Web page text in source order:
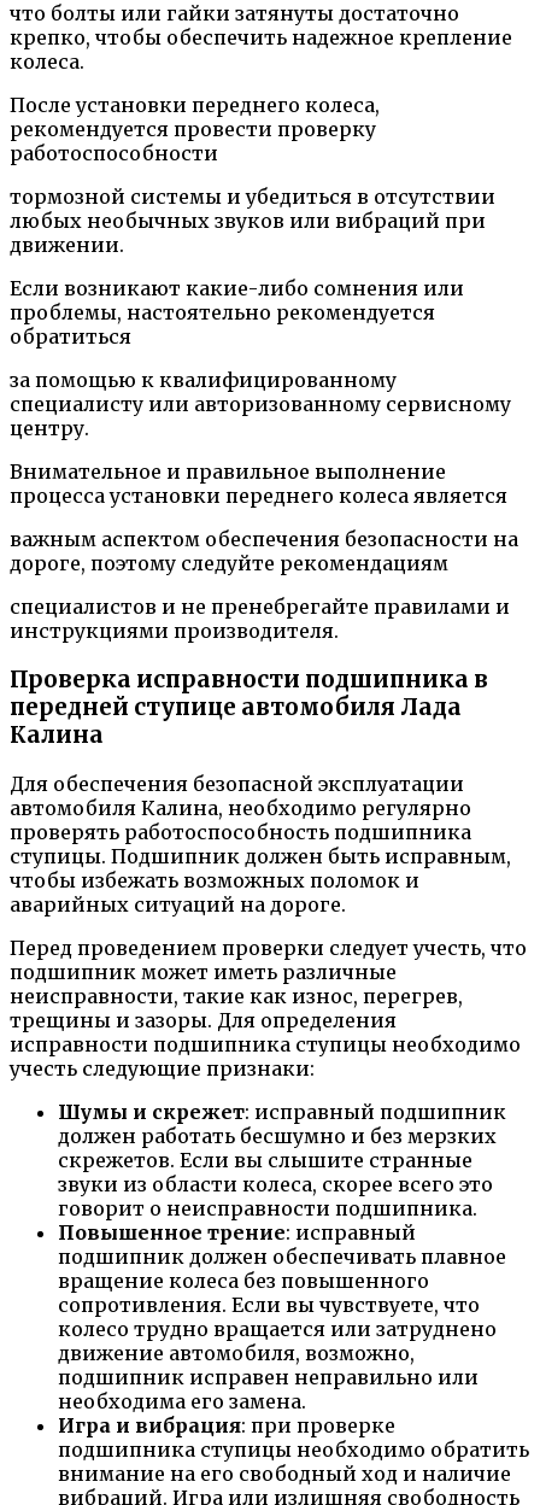
что болты или гайки затянуты достаточно
крепко, чтобы обеспечить надежное крепление
колеса.
После установки переднего колеса,
рекомендуется провести проверку
работоспособности
тормозной системы и убедиться в отсутствии
любых необычных звуков или вибраций при
движении.
Если возникают какие-либо сомнения или
проблемы, настоятельно рекомендуется
обратиться
за помощью к квалифицированному
специалисту или авторизованному сервисному
центру.
Внимательное и правильное выполнение
процесса установки переднего колеса является
важным аспектом обеспечения безопасности на
дороге, поэтому следуйте рекомендациям
специалистов и не пренебрегайте правилами и
инструкциями производителя.
Проверка исправности подшипника в
передней ступице автомобиля Лада
Калина
Для обеспечения безопасной эксплуатации
автомобиля Калина, необходимо регулярно
проверять работоспособность подшипника
ступицы. Подшипник должен быть исправным,
чтобы избежать возможных поломок и
аварийных ситуаций на дороге.
Перед проведением проверки следует учесть, что
подшипник может иметь различные
неисправности, такие как износ, перегрев,
трещины и зазоры. Для определения
исправности подшипника ступицы необходимо
учесть следующие признаки:
Шумы и скрежет: исправный подшипник
должен работать бесшумно и без мерзких
скрежетов. Если вы слышите странные
звуки из области колеса, скорее всего это
говорит о неисправности подшипника.
Повышенное трение: исправный
подшипник должен обеспечивать плавное
вращение колеса без повышенного
сопротивления. Если вы чувствуете, что
колесо трудно вращается или затруднено
движение автомобиля, возможно,
подшипник исправен неправильно или
необходима его замена.
Игра и вибрация: при проверке
подшипника ступицы необходимо обратить
внимание на его свободный ход и наличие
вибраций. Игра или излишняя свободность